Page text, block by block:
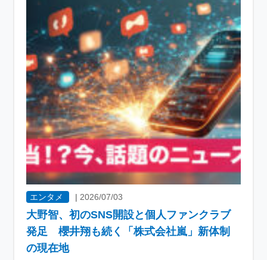
エンタメ | 2026/07/03
大野智、初のSNS開設と個人ファンクラブ
発足 櫻井翔も続く「株式会社嵐」新体制
の現在地